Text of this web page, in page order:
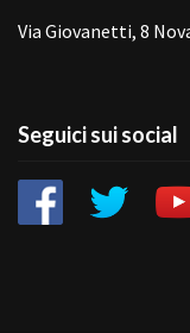
Via Giovanetti, 8
Seguici sui social